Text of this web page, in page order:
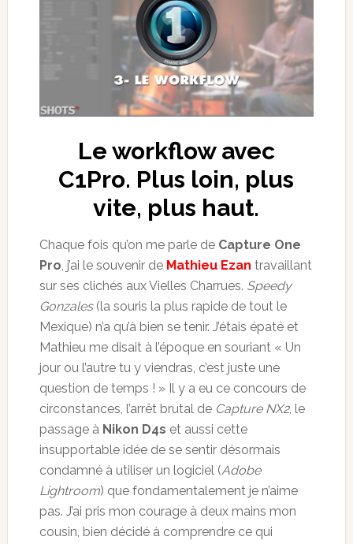
Le workflow avec
C1Pro. Plus loin, plus
vite, plus haut.
Chaque fois qu’on me parle de Capture One
Pro, j’ai le souvenir de Mathieu Ezan travaillant
sur ses clichés aux Vielles Charrues. Speedy
Gonzales(la souris la plus rapide de tout le
Mexique) n’a qu’à bien se tenir. J’étais épaté et
Mathieu me disait à l’époque en souriant « Un
jour ou l’autre tu y viendras, c’est juste une
question de temps ! » Il y a eu ce concours de
circonstances, l’arrêt brutal de Capture NX2, le
passage à Nikon D4s et aussi cette
insupportable idée de se sentir désormais
condamné à utiliser un logiciel (Adobe
Lightroom) que fondamentalement je n’aime
pas. J’ai pris mon courage à deux mains mon
cousin, bien décidé à comprendre ce qui